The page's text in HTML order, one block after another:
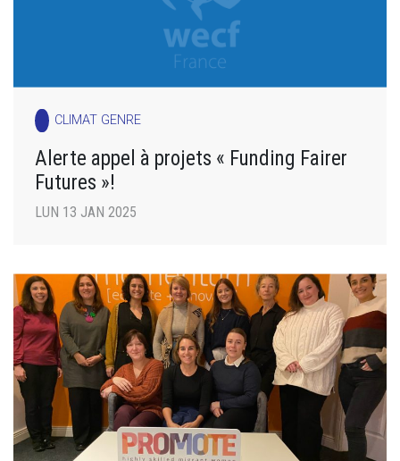
CLIMAT GENRE
Alerte appel à projets « Funding Fairer
Futures »!
LUN 13 JAN 2025